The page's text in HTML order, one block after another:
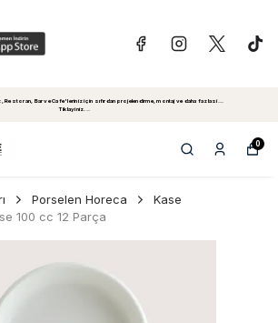
Restoran, Bar ve Cafe'leriniz için sıfırdan projelendirme, montaj ve daha fazlasi...
Tiklayiniz...
0
Porselen Horeca
Kase
100 cc 12 Parça